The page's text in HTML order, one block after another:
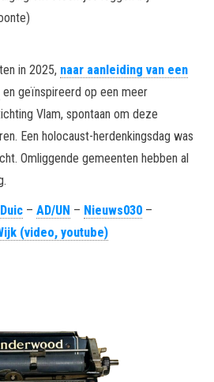
in 2025, naar aanleiding van een
en geïnspireerd op een meer
Vlam, spontaan om deze
Een holocaust-herdenkingsdag was
Omliggende gemeenten hebben al
Duic – AD/UN – Nieuws030 –
(video, youtube)